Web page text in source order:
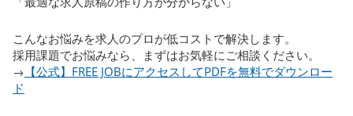
こんなお悩みを求人のプロが低コストで解決します。
採用課題でお悩みなら、まずはお気軽にご相談ください。
→ 【公式】FREE JOBにアクセスしてPDFを無料でダウンロー
ド